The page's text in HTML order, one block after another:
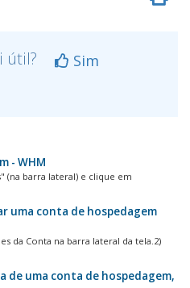
útil?
Sim
- WHM
(na barra lateral) e clique em
uma conta de hospedagem
da Conta na barra lateral da tela.2)
de uma conta de hospedagem,